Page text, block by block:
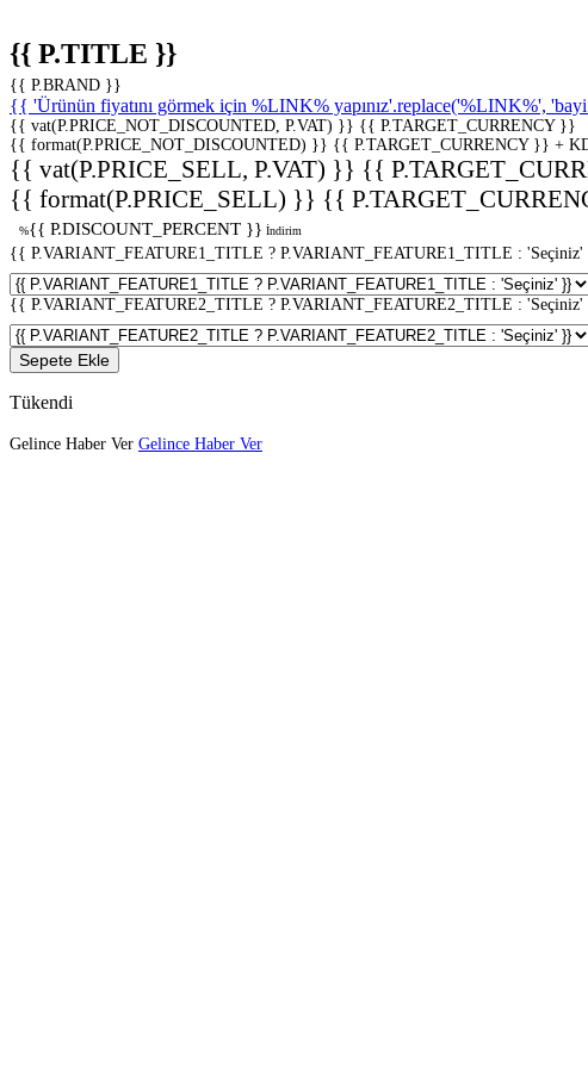
{{ P.TITLE }}
{{ P.BRAND }}
{{ 'Ürünün fiyatını görmek için %LINK% yapınız'.replace('%LINK%',
{{ vat(P.PRICE_NOT_DISCOUNTED, P.VAT) }} {{ P.TARGET_CURRENCY }}
{{ format(P.PRICE_NOT_DISCOUNTED) }} {{ P.TARGET_CURRENCY }} +
{{ vat(P.PRICE_SELL, P.VAT) }} {{
{{ format(P.PRICE_SELL) }} {{
%{{ P.DISCOUNT_PERCENT }} İndirim
{{ P.VARIANT_FEATURE1_TITLE ? P.VARIANT_FEATURE1_TITLE :
{{ P.VARIANT_FEATURE2_TITLE ? P.VARIANT_FEATURE2_TITLE :
Sepete Ekle
Tükendi
Gelince Haber Ver Gelince Haber Ver